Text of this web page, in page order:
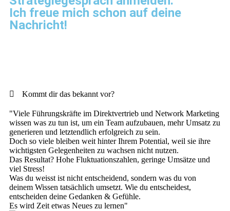
Ich freue mich schon auf deine
Nachricht!
Kommt dir das bekannt vor?
"Viele Führungskräfte im Direktvertrieb und Network Marketing
wissen was zu tun ist, um ein Team aufzubauen, mehr Umsatz zu
generieren und letztendlich erfolgreich zu sein.
Doch so viele bleiben weit hinter Ihrem Potential, weil sie ihre
wichtigsten Gelegenheiten zu wachsen nicht nutzen.
Das Resultat? Hohe Fluktuationszahlen, geringe Umsätze und
viel Stress!
Was du weisst ist nicht entscheidend, sondern was du von
deinem Wissen tatsächlich umsetzt. Wie du entscheidest,
entscheiden deine Gedanken & Gefühle.
Es wird Zeit etwas Neues zu lernen"